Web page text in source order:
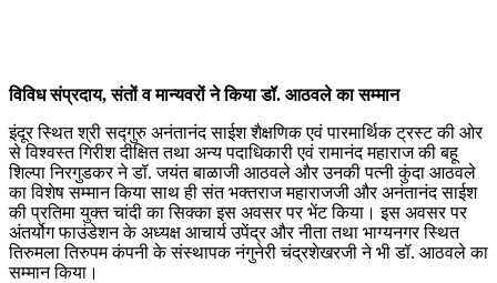
विविध संप्रदाय, संतों व मान्यवरों ने किया डॉ. आठवले का सम्मान
इंदूर स्थित श्री सद्गुरु अनंतानंद साईश शैक्षणिक एवं पारमार्थिक ट्रस्ट की ओर
से विश्वस्त गिरीश दीक्षित तथा अन्य पदाधिकारी एवं रामानंद महाराज की बहू
शिल्पा निरगुडकर ने डॉ. जयंत बाळाजी आठवले और उनकी पत्नी कुंदा आठवले
का विशेष सम्मान किया साथ ही संत भक्तराज महाराजजी और अनंतानंद साईश
की प्रतिमा युक्त चांदी का सिक्का इस अवसर पर भेंट किया। इस अवसर पर
अंतर्योग फाउंडेशन के अध्यक्ष आचार्य उपेंद्र और नीता तथा भाग्यनगर स्थित
तिरुमला तिरुपम कंपनी के संस्थापक नंगुनेरी चंद्रशेखरजी ने भी डॉ. आठवले का
सम्मान किया।